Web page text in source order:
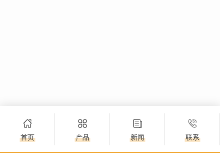
首页 产品 新闻 联系